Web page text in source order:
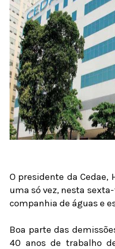
O presidente da Cedae,
uma só vez, nesta
companhia de águas e
Boa parte das
40 anos de trabalho